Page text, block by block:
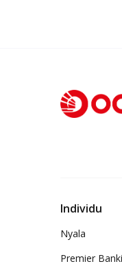
Individu
Nyala
Premier